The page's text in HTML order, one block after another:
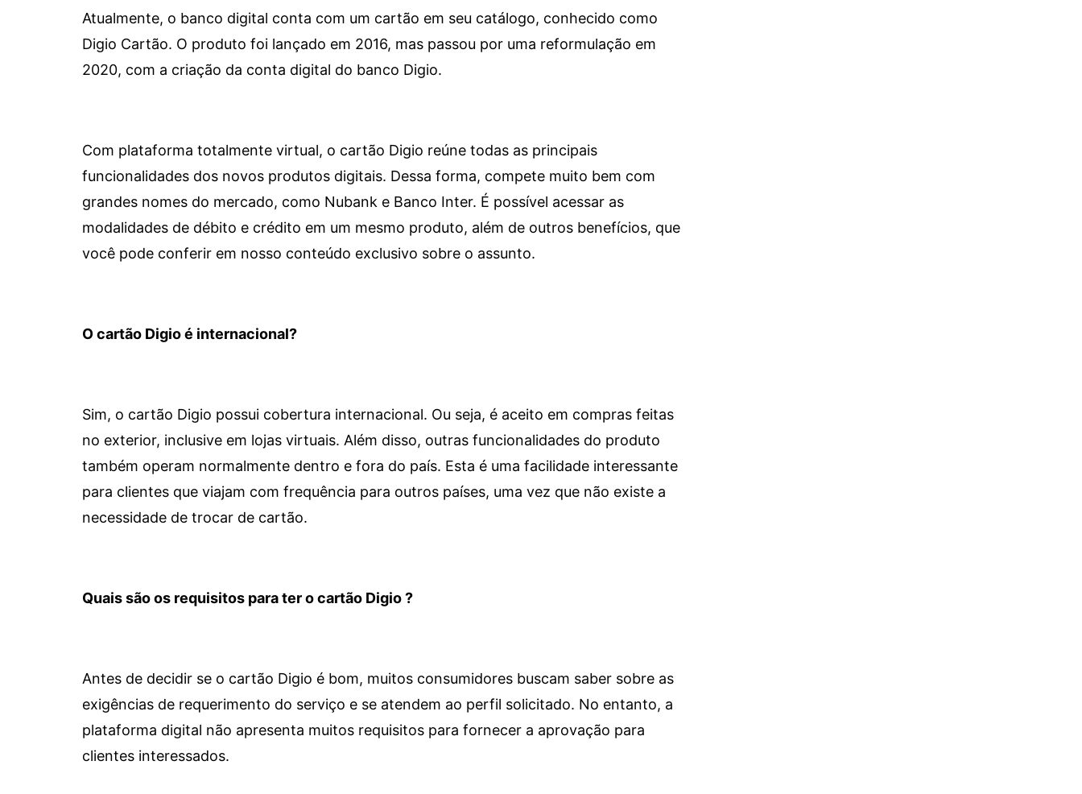
Atualmente, o banco digital conta com um cartão em seu catálogo, conhecido como
Digio Cartão. O produto foi lançado em 2016, mas passou por uma reformulação em
2020, com a criação da conta digital do banco Digio.
Com plataforma totalmente virtual, o cartão Digio reúne todas as principais
funcionalidades dos novos produtos digitais. Dessa forma, compete muito bem com
grandes nomes do mercado, como Nubank e Banco Inter. É possível acessar as
modalidades de débito e crédito em um mesmo produto, além de outros benefícios, que
você pode conferir em nosso conteúdo exclusivo sobre o assunto.
O cartão Digio é internacional?
Sim, o cartão Digio possui cobertura internacional. Ou seja, é aceito em compras feitas
no exterior, inclusive em lojas virtuais. Além disso, outras funcionalidades do produto
também operam normalmente dentro e fora do país. Esta é uma facilidade interessante
para clientes que viajam com frequência para outros países, uma vez que não existe a
necessidade de trocar de cartão.
Quais são os requisitos para ter o cartão Digio ?
Antes de decidir se o cartão Digio é bom, muitos consumidores buscam saber sobre as
exigências de requerimento do serviço e se atendem ao perfil solicitado. No entanto, a
plataforma digital não apresenta muitos requisitos para fornecer a aprovação para
clientes interessados.